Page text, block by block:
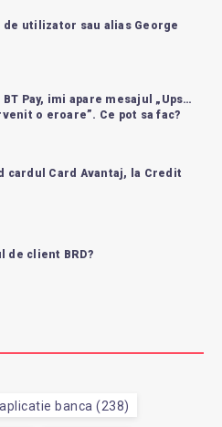
de utilizator sau alias George
Pay, imi apare mesajul „Ups…
o eroare”. Ce pot sa fac?
cardul Card Avantaj, la Credit
de client BRD?
aplicatie banca (238)